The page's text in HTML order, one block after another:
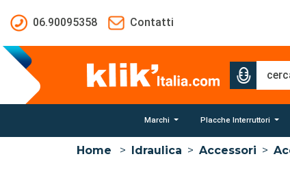
06.90095358
Contatti
Marchi Placche Interruttori
Home > Idraulica > Accessori >